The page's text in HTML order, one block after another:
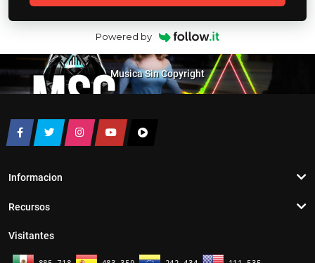
Powered by
Musica Sin Copyright
Informacion
Recursos
Visitantes